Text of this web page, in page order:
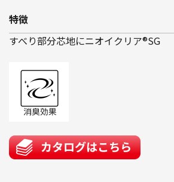
特徴
すべり部分芯地にニオイクリア®SG